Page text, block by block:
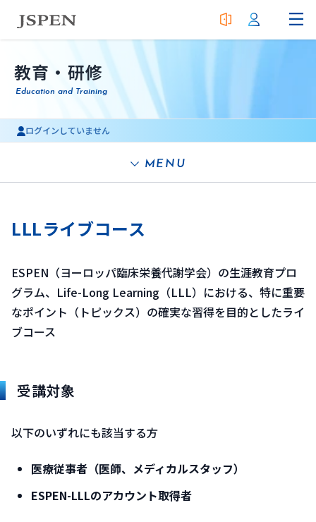
教育・研修
Education and Training
ログインしていません
MENU
LLLライブコース
ESPEN（ヨーロッパ臨床栄養代謝学会）の生涯教育プロ
グラム、Life-Long Learning（LLL）における、特に重要
なポイント（トピックス）の確実な習得を目的としたライ
ブコース
受講対象
以下のいずれにも該当する方
医療従事者（医師、メディカルスタッフ）
ESPEN-LLLのアカウント取得者